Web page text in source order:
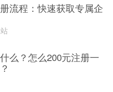
流程：快速获取专属企
么？怎么200元注册一